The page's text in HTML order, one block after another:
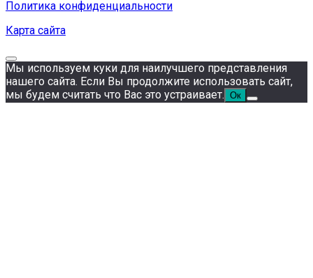
Политика конфиденциальности
Карта сайта
Мы используем куки для наилучшего представления
нашего сайта. Если Вы продолжите использовать сайт,
мы будем считать что Вас это устраивает. Ок